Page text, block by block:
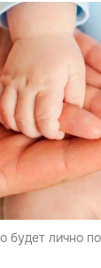
лично